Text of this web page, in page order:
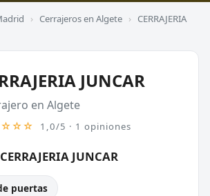
› Cerrajeros en Algete › CERRAJERIA
JUNCAR
en Algete
1,0/5 · 1 opiniones
JUNCAR
puertas